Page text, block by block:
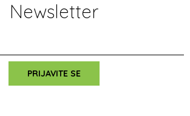
Newsletter
PRIJAVITE SE